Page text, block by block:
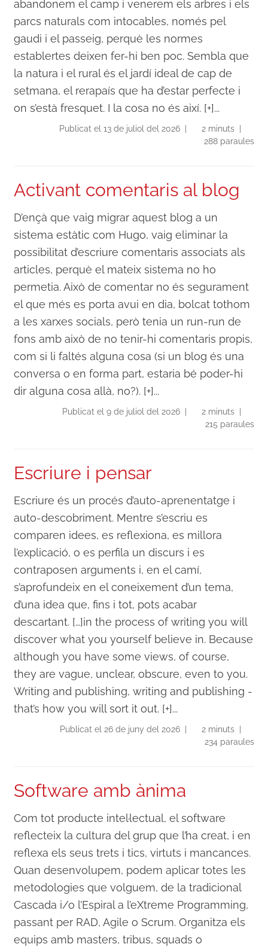
abandonem el camp i venerem els arbres i els
parcs naturals com intocables, només pel
gaudi i el passeig, perquè les normes
establertes deixen fer-hi ben poc. Sembla que
la natura i el rural és el jardí ideal de cap de
setmana, el rerapaís que ha d’estar perfecte i
on s’està fresquet. I la cosa no és així. [+]...
Publicat el 13 de juliol del 2026 |
2 minuts |
288 paraules
Activant comentaris al blog
D’ençà que vaig migrar aquest blog a un
sistema estàtic com Hugo, vaig eliminar la
possibilitat d’escriure comentaris associats als
articles, perquè el mateix sistema no ho
permetia. Això de comentar no és segurament
el que més es porta avui en dia, bolcat tothom
a les xarxes socials, però tenia un run-run de
fons amb això de no tenir-hi comentaris propis,
com si li faltés alguna cosa (si un blog és una
conversa o en forma part, estaria bé poder-hi
dir alguna cosa allà, no?). [+]...
Publicat el 9 de juliol del 2026 |
2 minuts |
215 paraules
Escriure i pensar
Escriure és un procés d’auto-aprenentatge i
auto-descobriment. Mentre s’escriu es
comparen idees, es reflexiona, es millora
l’explicació, o es perfila un discurs i es
contraposen arguments i, en el camí,
s’aprofundeix en el coneixement d’un tema,
d’una idea que, fins i tot, pots acabar
descartant. […]in the process of writing you will
discover what you yourself believe in. Because
although you have some views, of course,
they are vague, unclear, obscure, even to you.
Writing and publishing, writing and publishing -
that’s how you will sort it out. [+]...
Publicat el 26 de juny del 2026 |
2 minuts |
234 paraules
Software amb ànima
Com tot producte intel·lectual, el software
reflecteix la cultura del grup que l’ha creat, i en
reflexa els seus trets i tics, virtuts i mancances.
Quan desenvolupem, podem aplicar totes les
metodologies que volguem, de la tradicional
Cascada i/o l’Espiral a l’eXtreme Programming,
passant per RAD, Agile o Scrum. Organitza els
equips amb masters, tribus, squads o